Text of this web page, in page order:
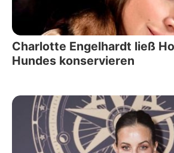
Charlotte Engelhardt ließ
Hundes konservieren